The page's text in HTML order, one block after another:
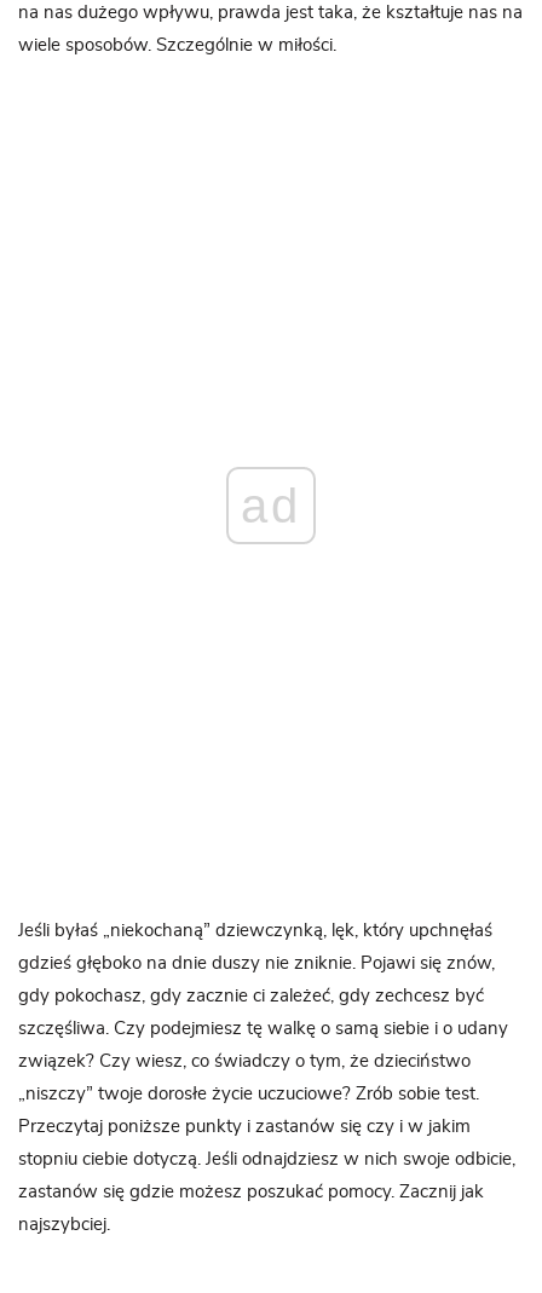
na nas dużego wpływu, prawda jest taka, że ​​kształtuje nas na
wiele sposobów. Szczególnie w miłości.
ad
Jeśli byłaś „niekochaną” dziewczynką, lęk, który upchnęłaś
gdzieś głęboko na dnie duszy nie zniknie. Pojawi się znów,
gdy pokochasz, gdy zacznie ci zależeć, gdy zechcesz być
szczęśliwa. Czy podejmiesz tę walkę o samą siebie i o udany
związek? Czy wiesz, co świadczy o tym, że dzieciństwo
„niszczy” twoje dorosłe życie uczuciowe? Zrób sobie test.
Przeczytaj poniższe punkty i zastanów się czy i w jakim
stopniu ciebie dotyczą. Jeśli odnajdziesz w nich swoje odbicie,
zastanów się gdzie możesz poszukać pomocy. Zacznij jak
najszybciej.